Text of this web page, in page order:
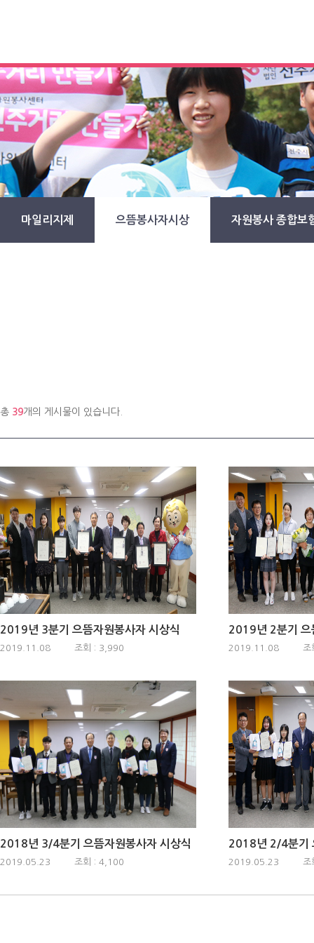
마일리지제 으뜸봉사자시상 자원봉사 종합보
총 39개의 게시물이 있습니다.
2019년 3분기 으뜸자원봉사자 시상식
2019.11.08 조회 : 3,990
2019년 2분기 으
2019.11.08 조
2018년 3/4분기 으뜸자원봉사자 시상식
2019.05.23 조회 : 4,100
2018년 2/4분기
2019.05.23 조